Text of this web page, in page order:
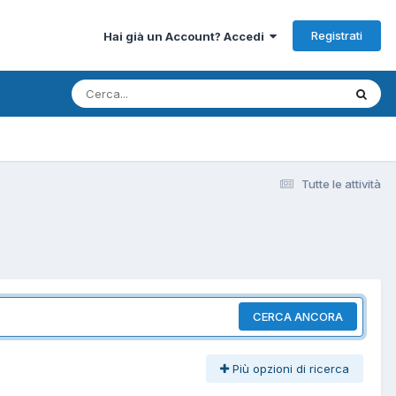
Hai già un Account? Accedi Registrati
Tutte le attività
CERCA ANCORA
Più opzioni di ricerca